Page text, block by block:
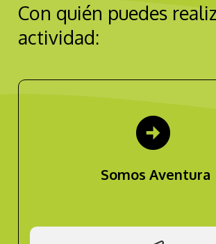
Con quién puedes
actividad:
arrow_circle_right
Somos Aventura